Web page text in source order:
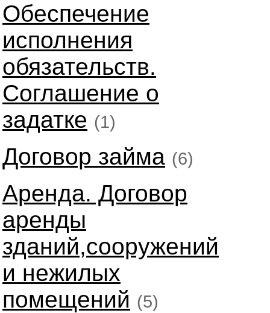
Обеспечение
исполнения
обязательств.
Соглашение о
задатке (1)
Договор займа (6)
Аренда. Договор
аренды
зданий,сооружений
и нежилых
помещений (5)